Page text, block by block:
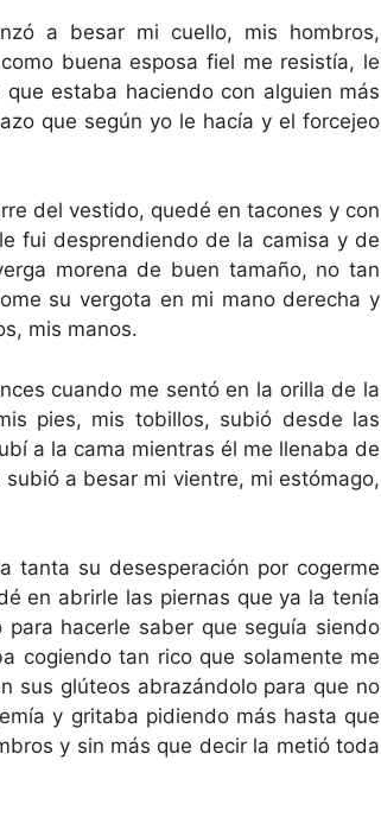
a besar mi cuello, mis hombros,
buena esposa fiel me resistía, le
estaba haciendo con alguien más
que según yo le hacía y el forcejeo
del vestido, quedé en tacones y con
fui desprendiendo de la camisa y de
morena de buen tamaño, no tan
su vergota en mi mano derecha y
mis manos.
cuando me sentó en la orilla de la
pies, mis tobillos, subió desde las
a la cama mientras él me llenaba de
a besar mi vientre, mi estómago,
tanta su desesperación por cogerme
en abrirle las piernas que ya la tenía
hacerle saber que seguía siendo
cogiendo tan rico que solamente me
sus glúteos abrazándolo para que no
y gritaba pidiendo más hasta que
y sin más que decir la metió toda